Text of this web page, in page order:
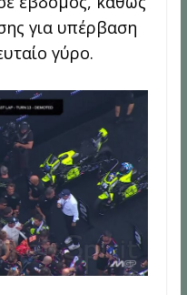
για υπέρβαση
γύρο.